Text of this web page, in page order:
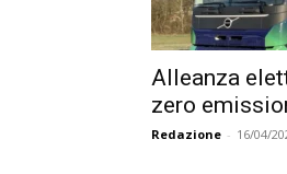
Alleanza
zero
Redazione - 16/04/